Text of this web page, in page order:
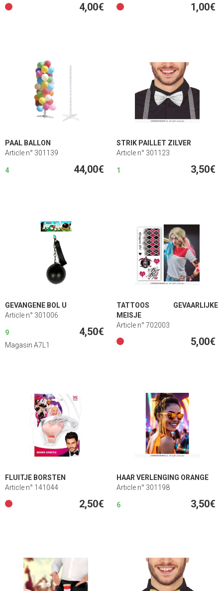
4,00€ 1,00€
PAAL BALLON
Article n° 301139
4 44,00€
STRIK PAILLET ZILVER
Article n° 301123
1 3,50€
GEVANGENE BOL U
Article n° 301006
9 4,50€
Magasin A7L1
TATTOOS GEVAARLIJKE
MEISJE
Article n° 702003
5,00€
FLUITJE BORSTEN
Article n° 141044
2,50€
HAAR VERLENGING ORANGE
Article n° 301198
6 3,50€